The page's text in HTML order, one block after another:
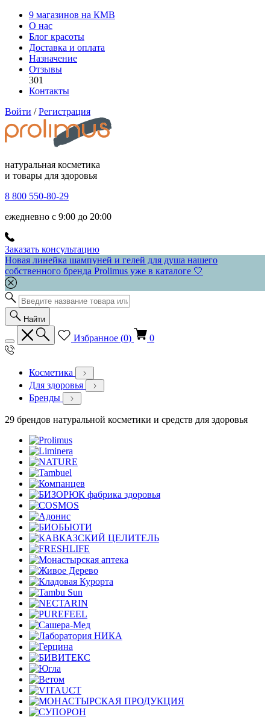
9 магазинов на КМВ
О нас
Блог красоты
Доставка и оплата
Назначение
Отзывы
301
Контакты
Войти / Регистрация
натуральная косметика
и товары для здоровья
8 800 550-80-29
ежедневно с 9:00 до 20:00
Заказать консультацию
Новая линейка шампуней и гелей для душа нашего
собственного бренда Prolimus уже в каталоге 🤍
Найти
Избранное (0) 0
Косметика
Для здоровья
Бренды
29 брендов натуральной косметики и средств для здоровья